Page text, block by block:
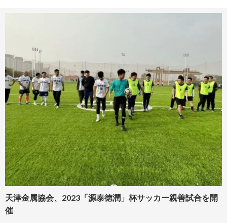
天津金属協会、2023「源泰徳潤」杯サッカー親善試合を開
催